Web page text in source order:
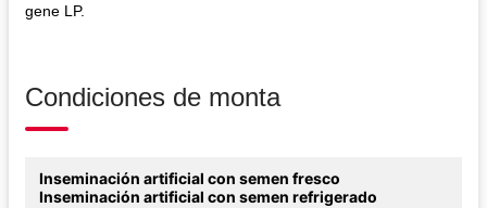
gene LP.
Condiciones de monta
Inseminación artificial con semen fresco
Inseminación artificial con semen refrigerado